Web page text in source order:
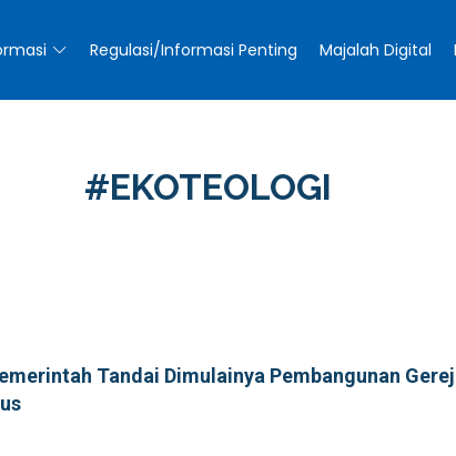
Regulasi/Informasi Penting Majalah Digital
#EKOTEOLOGI
Tandai Dimulainya Pembangunan